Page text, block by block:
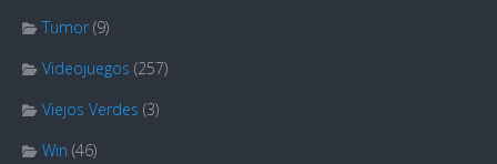
Tumor (9)
Videojuegos (257)
Viejos Verdes (3)
Win (46)